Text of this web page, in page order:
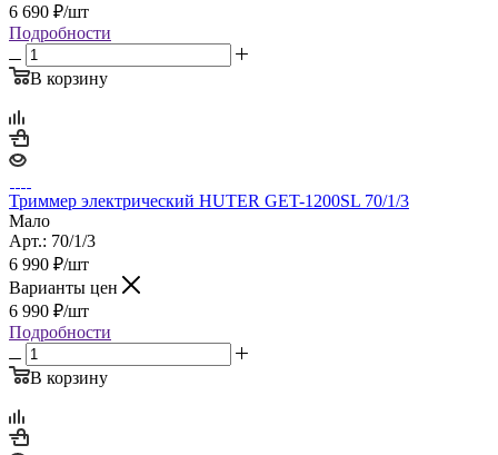
6 690 ₽/шт
Подробности
В корзину
Триммер электрический HUTER GET-1200SL 70/1/3
Мало
Арт.: 70/1/3
6 990 ₽/шт
Варианты цен
6 990 ₽/шт
Подробности
В корзину